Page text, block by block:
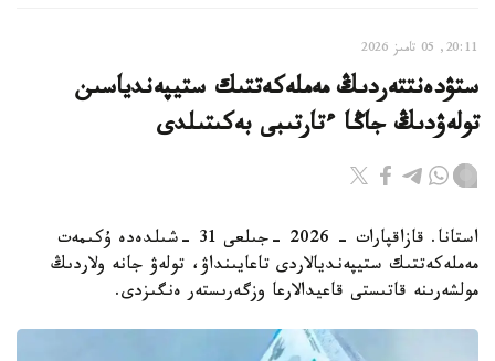
20:11, 05 تامىز 2026
ستۋدەنتتەردىڭ مەملەكەتتىك ستيپەندياسىن
تولەۋدىڭ جاڭا ءتارتىبى بەكىتىلدى
استانا. قازاقپارات - 2026 -جىلعى 31 -شىلدەدە ۇكىمەت
مەملەكەتتىك ستيپەنديالاردى تاعايىنداۋ، تولەۋ جانە ولاردىڭ
مولشەرىنە قاتىستى قاعيدالارعا وزگەرىستەر ەنگىزدى.